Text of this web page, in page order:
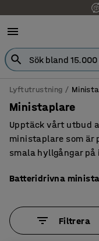
Lyftutrustning
Ministaplare
Upptäck vårt utbud
ministaplare som är
smala hyllgångar
Batteridrivna
Filtrera